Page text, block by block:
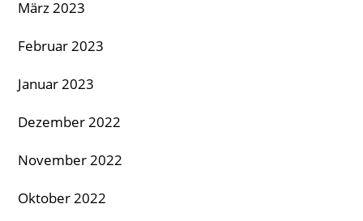
März 2023
Februar 2023
Januar 2023
Dezember 2022
November 2022
Oktober 2022